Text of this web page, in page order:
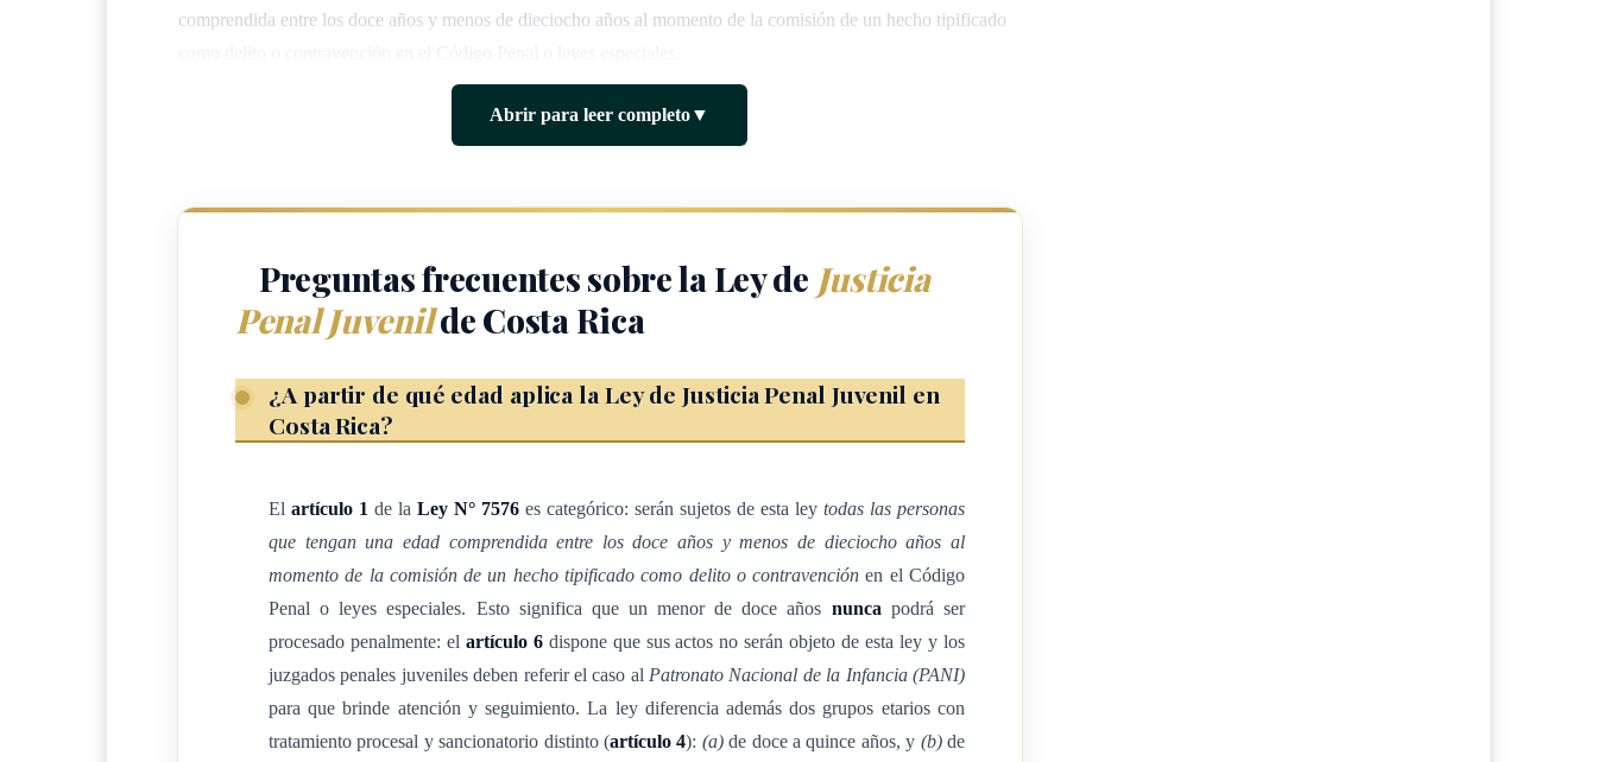
comprendida entre los doce años y menos de dieciocho años al momento de la comisión de un hecho tipificado
Aplicación de esta ley al mayor de edad
transcurso del proceso, cumplan con la mayoridad penal. Igualmente se
cumplido la mayoridad penal, siempre y cuando el hecho haya ocurrido
ARTÍCULO 3
Ambito de aplicación en el espacio
Esta ley se aplicará a quienes cometan un hecho punible en el
territorio de la República o en el extranjero, según las reglas de
Abrir para leer completo▼
Preguntas frecuentes sobre la Ley de Justicia
Penal Juvenilde Costa Rica
¿A partir de qué edad aplica la Ley de Justicia Penal Juvenil en
Costa Rica?
El artículo 1 de la Ley N° 7576es categórico: serán sujetos de esta ley todas las personas
que tengan una edad comprendida entre los doce años y menos de dieciocho años al
momento de la comisión de un hecho tipificado como delito o contravención en el Código
Penal o leyes especiales. Esto significa que un menor de doce años nunca podrá ser
procesado penalmente: el artículo 6dispone que sus actos no serán objeto de esta ley y los
juzgados penales juveniles deben referir el caso al Patronato Nacional de la Infancia (PANI)
para que brinde atención y seguimiento. La ley diferencia además dos grupos etarios con
tratamiento procesal y sancionatorio distinto (artículo 4): (a)de doce a quince años, y (b)de